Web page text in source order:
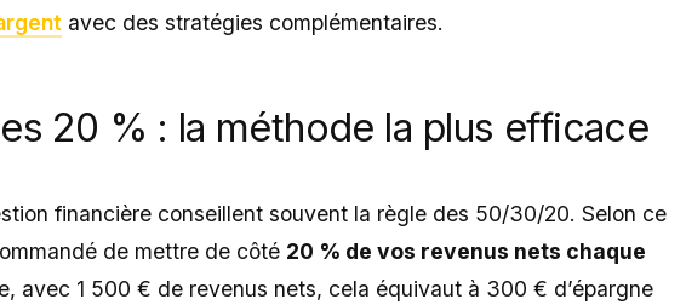
avec des stratégies complémentaires.
20 % : la méthode la plus efficace
financière conseillent souvent la règle des 50/30/20. Selon ce
de mettre de côté 20 % de vos revenus nets chaque
avec 1 500 € de revenus nets, cela équivaut à 300 € d’épargne